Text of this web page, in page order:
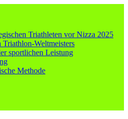
Triathleten vor Nizza 2025
Triathlon-Weltmeisters
sportlichen Leistung
Methode